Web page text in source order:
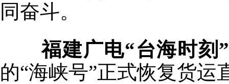
同奋斗。
福建广电“台海时刻
的“海峡号”正式恢复货